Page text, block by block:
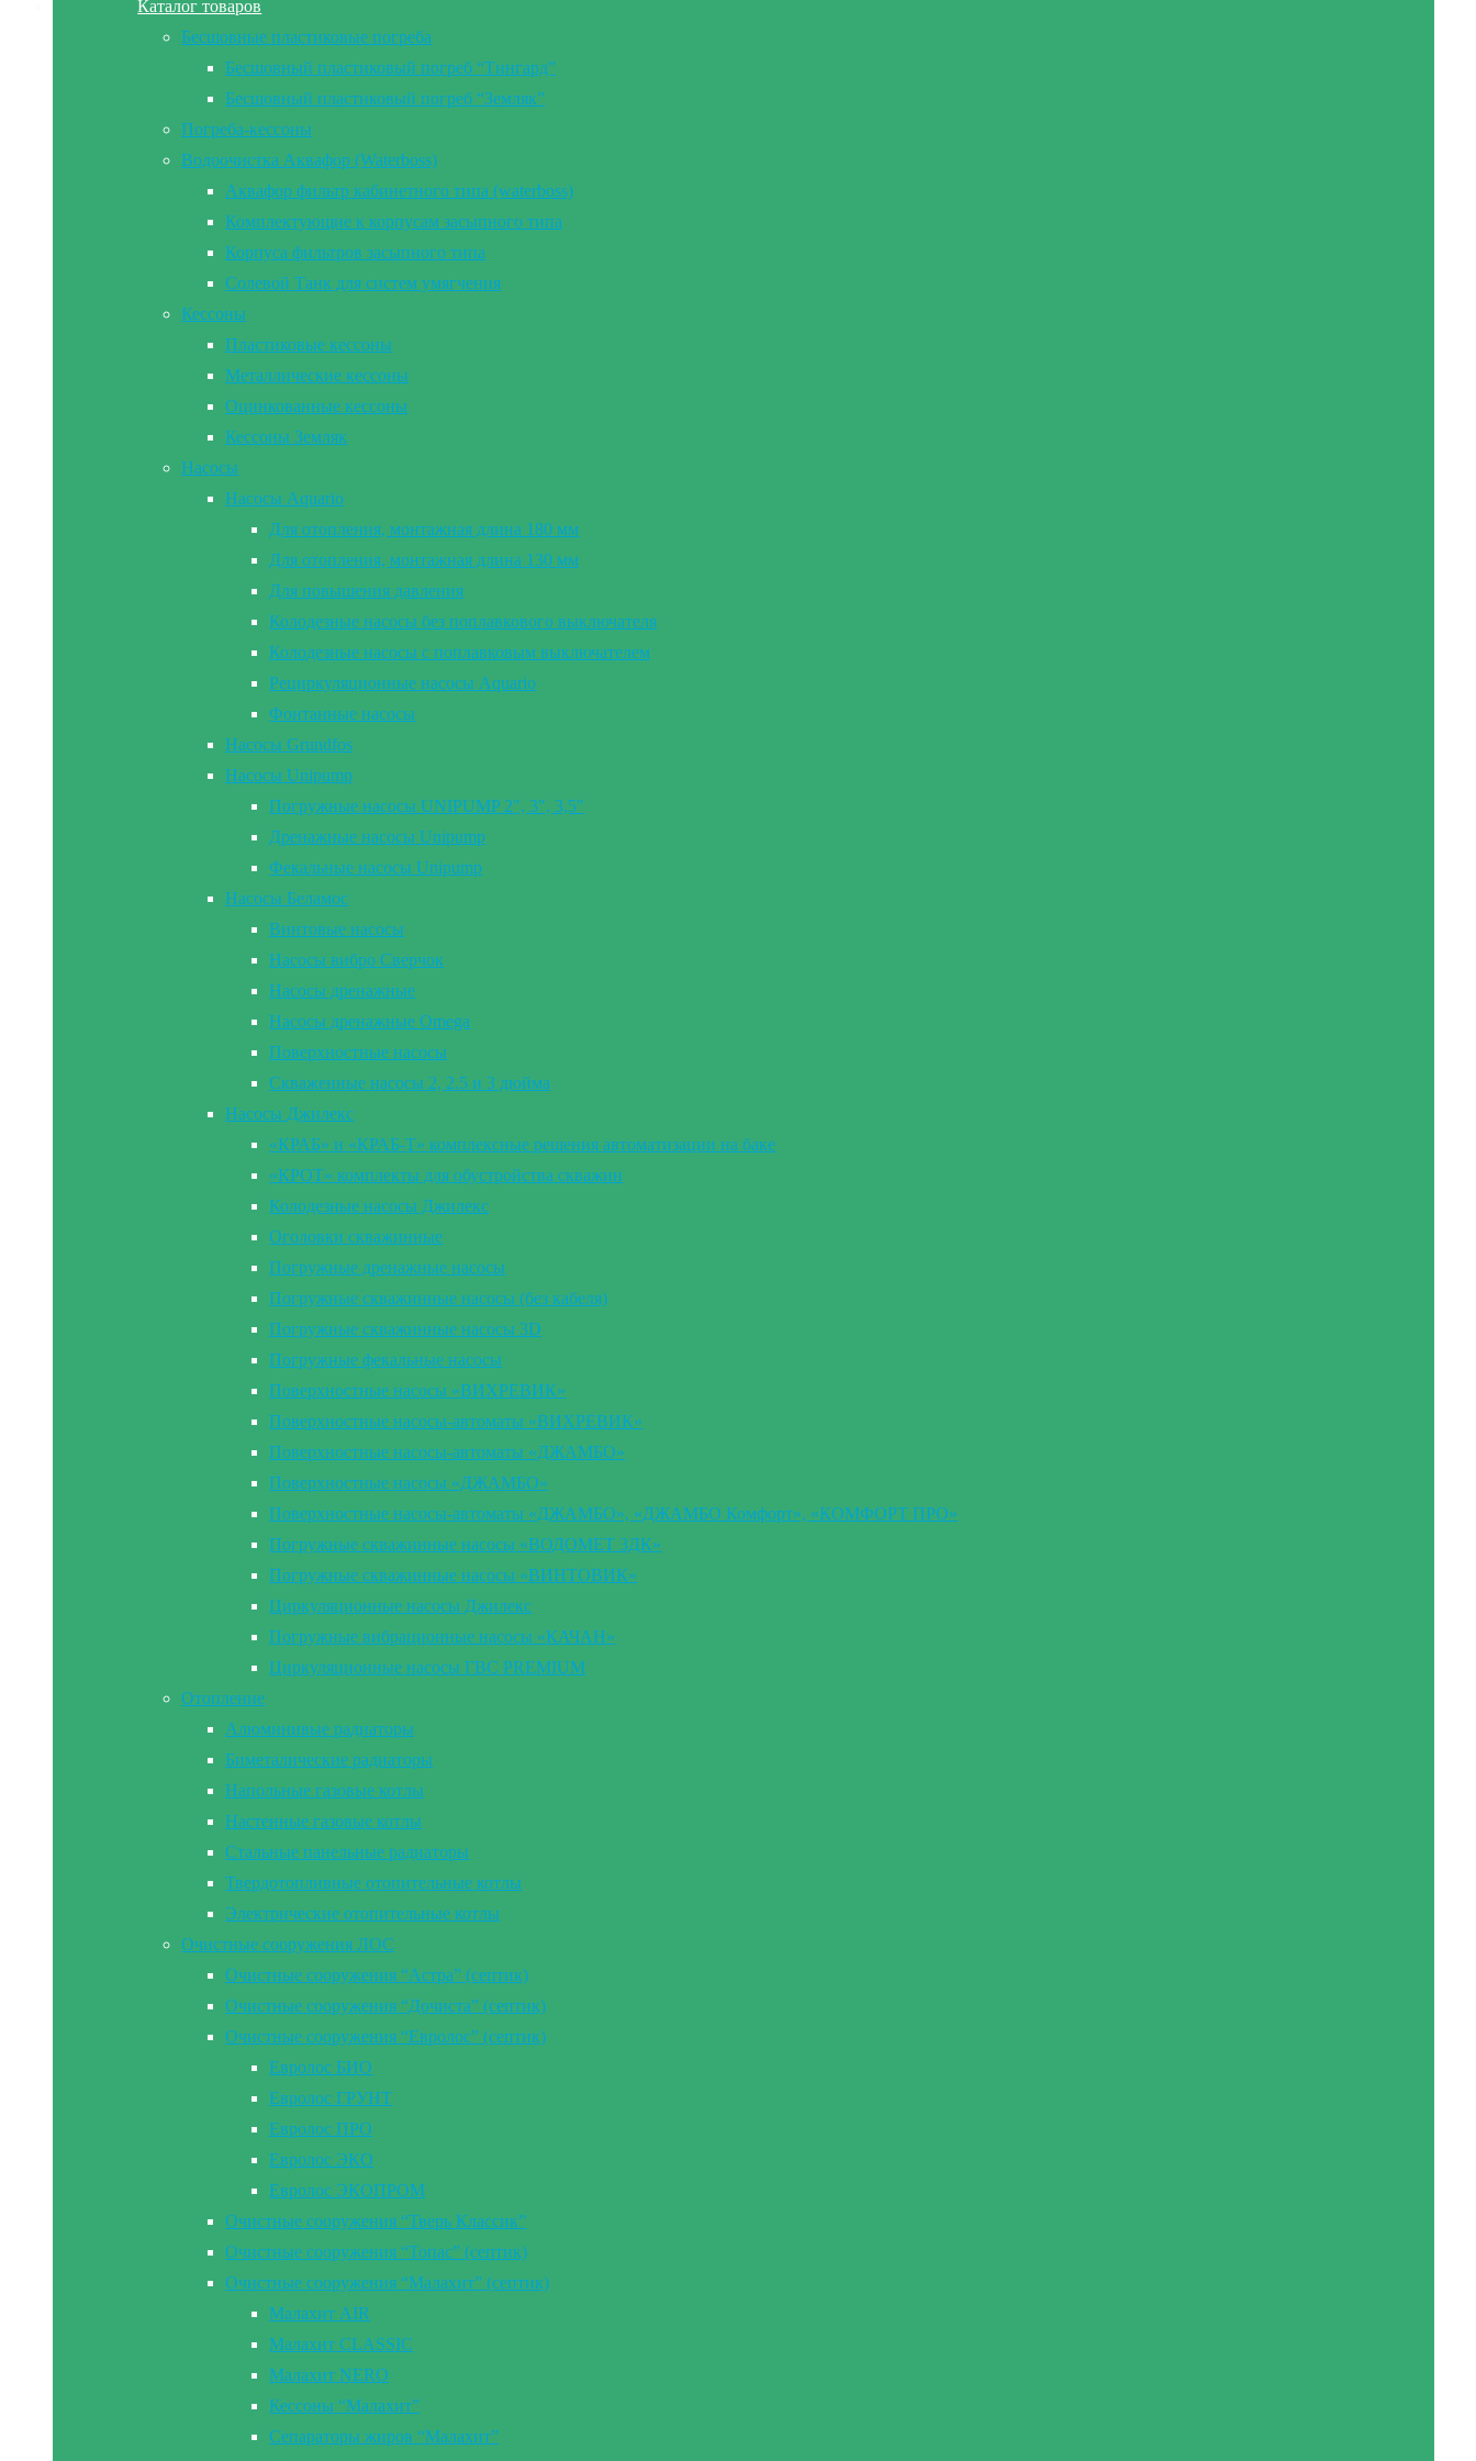
Каталог товаров
Бесшовные пластиковые погреба
Бесшовный пластиковый погреб “Тингард”
Бесшовный пластиковый погреб “Земляк”
Погреба-кессоны
Водоочистка Аквафор (Waterboss)
Аквафор фильтр кабинетного типа (waterboss)
Комплектующие к корпусам засыпного типа
Корпуса фильтров засыпного типа
Солевой Танк для систем умягчения
Кессоны
Пластиковые кессоны
Металлические кессоны
Оцинкованные кессоны
Кессоны Земляк
Насосы
Насосы Aquario
Для отопления, монтажная длина 180 мм
Для отопления, монтажная длина 130 мм
Для повышения давления
Колодезные насосы без поплавкового выключателя
Колодезные насосы с поплавковым выключателем
Рециркуляционные насосы Aquario
Фонтанные насосы
Насосы Grundfos
Насосы Unipump
Погружные насосы UNIPUMP 2″, 3″, 3,5″
Дренажные насосы Unipump
Фекальные насосы Unipump
Насосы Беламос
Винтовые насосы
Насосы вибро Сверчок
Насосы дренажные
Насосы дренажные Omega
Поверхностные насосы
Скваженные насосы 2, 2.5 и 3 дюйма
Насосы Джилекс
«КРАБ» и «КРАБ-Т» комплексные решения автоматизации на баке
«КРОТ» комплекты для обустройства скважин
Колодезные насосы Джилекс
Оголовки скважинные
Погружные дренажные насосы
Погружные скважинные насосы (без кабеля)
Погружные скважинные насосы 3D
Погружные фекальные насосы
Поверхностные насосы «ВИХРЕВИК»
Поверхностные насосы-автоматы «ВИХРЕВИК»
Поверхностные насосы-автоматы «ДЖАМБО»
Поверхностные насосы «ДЖАМБО»
Поверхностные насосы-автоматы «ДЖАМБО», «ДЖАМБО Комфорт», «КОМФОРТ ПРО»
Погружные скважинные насосы «ВОДОМЕТ 3ДК»
Погружные скважинные насосы «ВИНТОВИК»
Циркуляционные насосы Джилекс
Погружные вибрационные насосы «КАЧАН»
Циркуляционные насосы ГВС PREMIUM
Отопление
Алюминивые радиаторы
Биметалические радиаторы
Напольные газовые котлы
Настенные газовые котлы
Стальные панельные радиаторы
Твердотопливные отопительные котлы
Электрические отопительные котлы
Очистные сооружения ЛОС
Очистные сооружения “Астра” (септик)
Очистные сооружения “Дочиста” (септик)
Очистные сооружения “Евролос” (септик)
Евролос БИО
Евролос ГРУНТ
Евролос ПРО
Евролос ЭКО
Евролос ЭКОПРОМ
Очистные сооружения “Тверь Классик”
Очистные сооружения “Топас” (септик)
Очистные сооружения “Малахит” (септик)
Малахит AIR
Малахит CLASSIC
Малахит NERO
Кессоны “Малахит”
Сепараторы жиров “Малахит”